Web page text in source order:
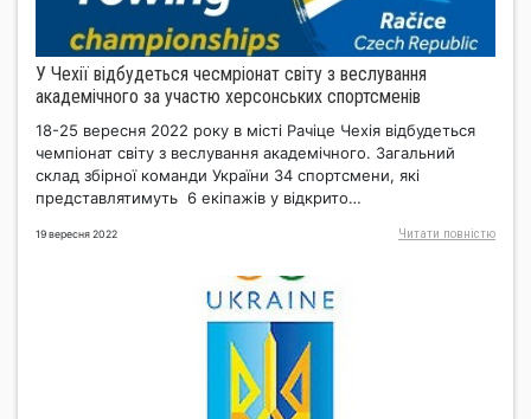
У Чехії відбудеться чесмріонат світу з веслування
академічного за участю херсонських спортсменів
18-25 вересня 2022 року в місті Рачіце Чехія відбудеться
чемпіонат світу з веслування академічного. Загальний
склад збірної команди України 34 спортсмени, які
представлятимуть 6 екіпажів у відкрито…
19 вересня 2022 Читати повнiстю